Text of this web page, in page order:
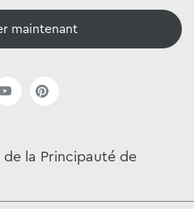
maintenant
la Principauté de